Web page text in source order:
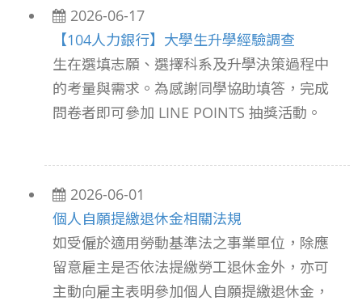
2026-06-17
​【104人力銀行】大學生升學經驗調查
生在選填志願、選擇科系及升學決策過程中
的考量與需求。為感謝同學協助填答，完成
問卷者即可參加 LINE POINTS 抽獎活動。
2026-06-01
個人自願提繳退休金相關法規
如受僱於適用勞動基準法之事業單位，除應
留意雇主是否依法提繳勞工退休金外，亦可
主動向雇主表明參加個人自願提繳退休金，